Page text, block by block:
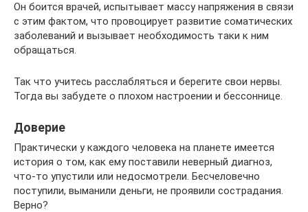
Он боится врачей, испытывает массу напряжения в связи
с этим фактом, что провоцирует развитие соматических
заболеваний и вызывает необходимость таки к ним
обращаться.
Так что учитесь расслабляться и берегите свои нервы.
Тогда вы забудете о плохом настроении и бессоннице.
Доверие
Практически у каждого человека на планете имеется
история о том, как ему поставили неверный диагноз,
что-то упустили или недосмотрели. Бесчеловечно
поступили, выманили деньги, не проявили сострадания.
Верно?